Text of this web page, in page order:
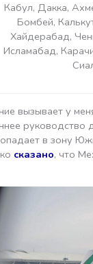
Кабул, Дакка,
Бомбей,
Хайдерабад,
Исламабад,
вызывает у
руководство
в зону
сказано, что